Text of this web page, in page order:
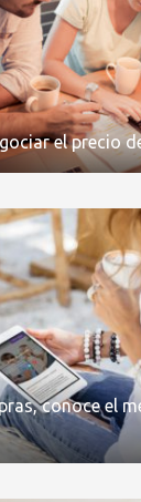
el precio
conoce el